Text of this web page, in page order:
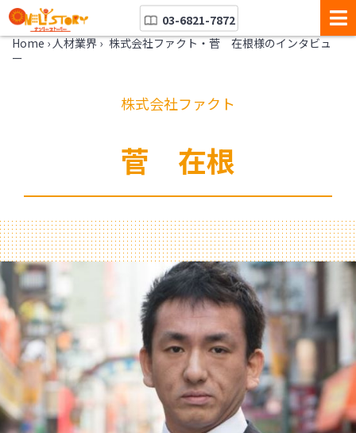
03-6821-7872
Home › 人材業界 › 株式会社ファクト・菅 在根様のインタビュ
ー
株式会社ファクト
菅 在根